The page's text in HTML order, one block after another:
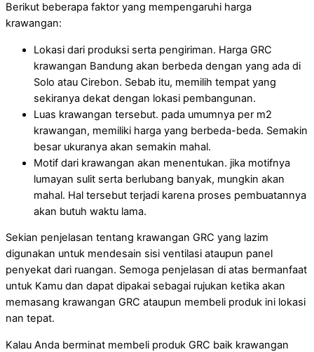
Berikut beberapa faktor yang mempengaruhi harga
krawangan:
Lokasi dari produksi serta pengiriman. Harga GRC
krawangan Bandung akan berbeda dengan yang ada di
Solo atau Cirebon. Sebab itu, memilih tempat yang
sekiranya dekat dengan lokasi pembangunan.
Luas krawangan tersebut. pada umumnya per m2
krawangan, memiliki harga yang berbeda-beda. Semakin
besar ukuranya akan semakin mahal.
Motif dari krawangan akan menentukan. jika motifnya
lumayan sulit serta berlubang banyak, mungkin akan
mahal. Hal tersebut terjadi karena proses pembuatannya
akan butuh waktu lama.
Sekian penjelasan tentang krawangan GRC yang lazim
digunakan untuk mendesain sisi ventilasi ataupun panel
penyekat dari ruangan. Semoga penjelasan di atas bermanfaat
untuk Kamu dan dapat dipakai sebagai rujukan ketika akan
memasang krawangan GRC ataupun membeli produk ini lokasi
nan tepat.
Kalau Anda berminat membeli produk GRC baik krawangan